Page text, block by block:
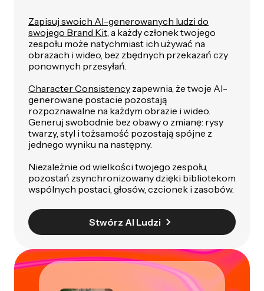
Zapisuj swoich AI-generowanych ludzi do
swojego Brand Kit , a każdy członek twojego
zespołu może natychmiast ich używać na
obrazach i wideo, bez zbędnych przekazań czy
ponownych przesyłań.
Character Consistency zapewnia, że twoje AI-
generowane postacie pozostają
rozpoznawalne na każdym obrazie i wideo.
Generuj swobodnie bez obawy o zmianę: rysy
twarzy, styl i tożsamość pozostają spójne z
jednego wyniku na następny.
Niezależnie od wielkości twojego zespołu,
pozostań zsynchronizowany dzięki bibliotekom
wspólnych postaci, głosów, czcionek i zasobów.
Stwórz AI Ludzi